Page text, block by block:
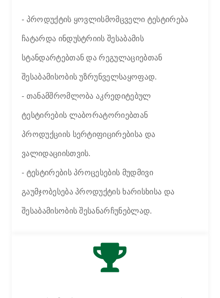
- პროდუქტის ყოვლისმომცველი ტესტირება
ჩატარდა ინდუსტრიის შესაბამის
სტანდარტებთან და რეგულაციებთან
შესაბამისობის უზრუნველსაყოფად.
- თანამშრომლობა აკრედიტებულ
ტესტირების ლაბორატორიებთან
პროდუქციის სერტიფიცირებისა და
ვალიდაციისთვის.
- ტესტირების პროცესების მუდმივი
გაუმჯობესება პროდუქტის ხარისხისა და
შესაბამისობის შესანარჩუნებლად.